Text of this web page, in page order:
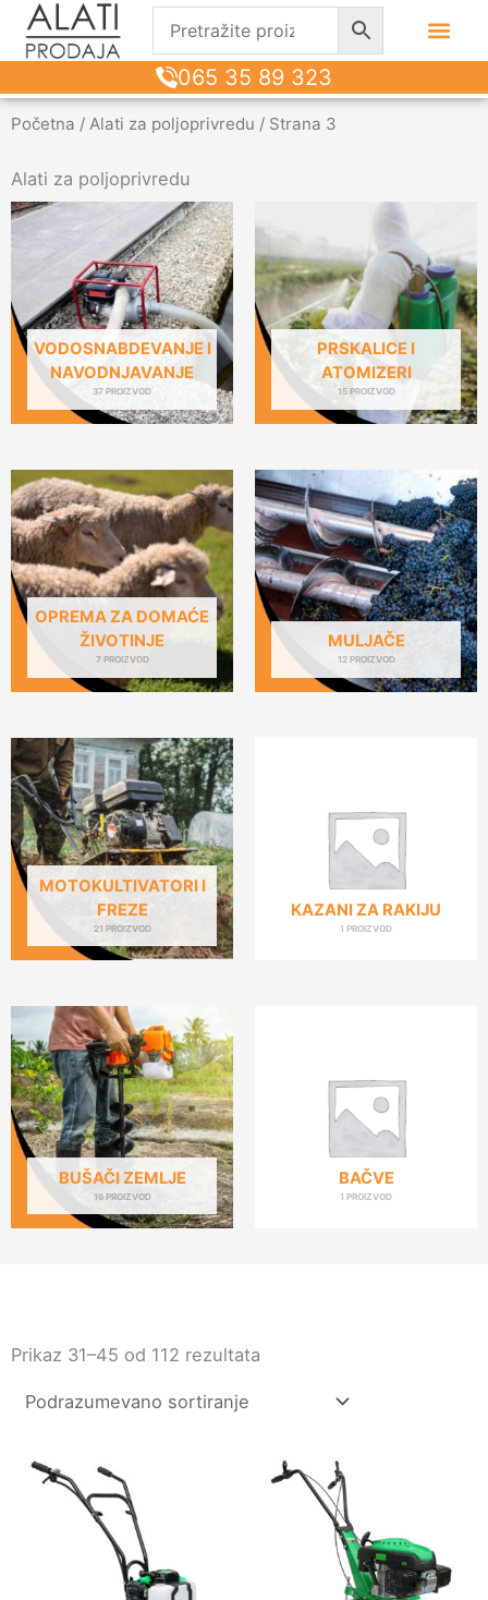
065 35 89 323
Početna / Alati za poljoprivredu / Strana 3
Alati za poljoprivredu
VODOSNABDEVANJE I
NAVODNJAVANJE
37 PROIZVOD
PRSKALICE I
ATOMIZERI
15 PROIZVOD
OPREMA ZA DOMAĆE
ŽIVOTINJE
7 PROIZVOD
MULJAČE
12 PROIZVOD
MOTOKULTIVATORI I
FREZE
21 PROIZVOD
KAZANI ZA RAKIJU
1 PROIZVOD
BUŠAČI ZEMLJE
16 PROIZVOD
BAČVE
1 PROIZVOD
Prikaz 31–45 od 112 rezultata